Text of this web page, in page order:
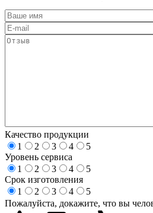
Качество продукции
1
2 3 4
5
Уровень сервиса
1
2 3 4
5
Срок изготовления
1
2 3 4
5
Пожалуйста, докажите, что вы